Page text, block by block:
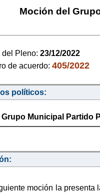
Moción del
del Pleno: 23/12/2022
de acuerdo: 405/2022
políticos:
Grupo Municipal Partido
moción la